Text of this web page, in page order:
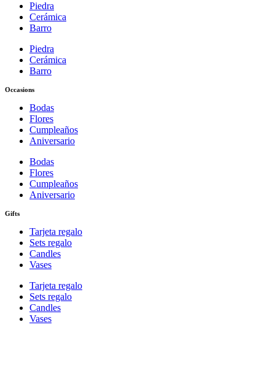
Piedra
Cerámica
Barro
Piedra
Cerámica
Barro
Occasions
Bodas
Flores
Cumpleaños
Aniversario
Bodas
Flores
Cumpleaños
Aniversario
Gifts
Tarjeta regalo
Sets regalo
Candles
Vases
Tarjeta regalo
Sets regalo
Candles
Vases